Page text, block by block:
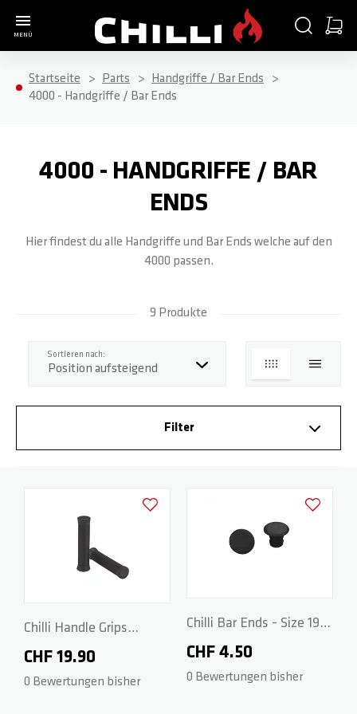
MENÜ
SUCHE
COMPLETE SCOOTER
4000
ROCKY
BEAST V2
PARTS
HANDGRIFFE / BAR ENDS
T-BARS
HEADSETS / KUGELLAGER
DECKS
BREMSEN / SCHRAUBEN
SPACER
ACCESSORIES
HELME
LONGSLEEVES
WRISTBANDS
ABOUT
WERKSTATT
FAQ
Startseite Parts
Handgriffe / Bar Ends
4000 - Handgriffe / Bar Ends
4000 - HANDGRIFFE / BAR
ENDS
Hier findest du alle Handgriffe und Bar Ends welche auf den
4000 passen.
9 Produkte
Sortieren nach:
LISTE LISTE
Filter
Chilli Handle Grips
Standard 2.1 - 140mm -
Black
CHF 19.90
0 Bewertungen bisher
Zur Wunschliste hinzufügen
Chilli Bar Ends - Size 19 -
Black
CHF 4.50
0 Bewertungen bisher
Zur